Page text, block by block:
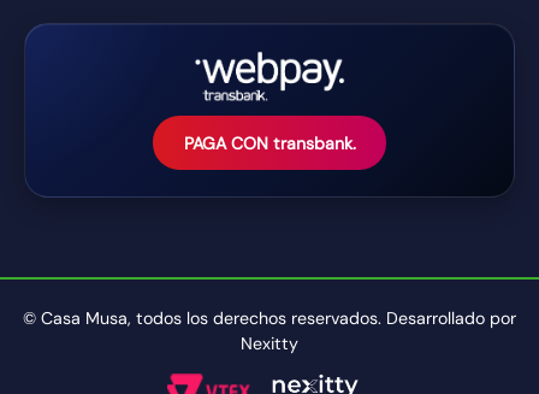
PAGA CON transbank.
© Casa Musa, todos los derechos reservados. Desarrollado por
Nexitty